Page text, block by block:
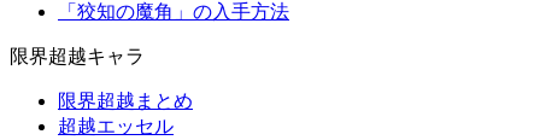
「狡知の魔角」の入手方法
限界超越キャラ
限界超越まとめ
超越エッセル